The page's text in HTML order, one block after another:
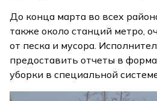
До конца марта во всех
также около станций метро,
от песка и мусора.
предоставить отчеты в
уборки в специальной